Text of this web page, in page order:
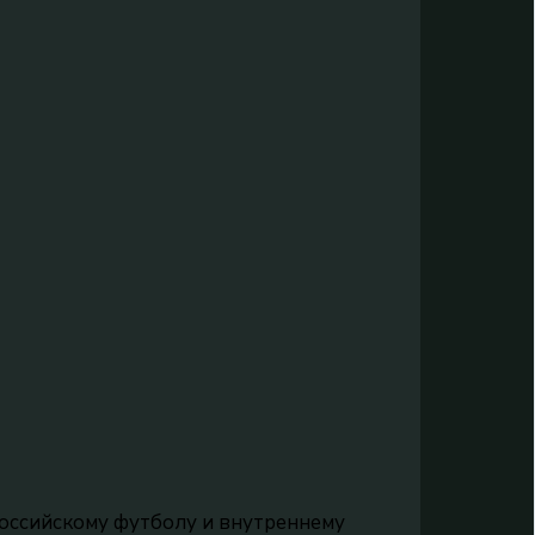
футболу и внутреннему